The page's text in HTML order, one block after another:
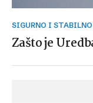
SIGURNO I
Zašto je